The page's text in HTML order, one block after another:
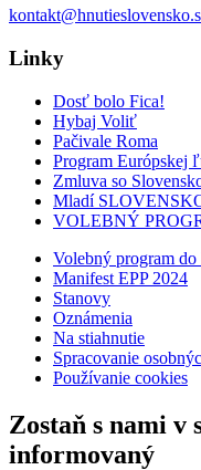
Linky
Dosť bolo Fica!
Hybaj Voliť
Pačivale Roma
Program Európskej
Zmluva so
Mladí
VOLEBNÝ
Volebný program
Manifest EPP 2024
Stanovy
Oznámenia
Na stiahnutie
Spracovanie
Používanie cookies
Zostaň s nami v
informovaný